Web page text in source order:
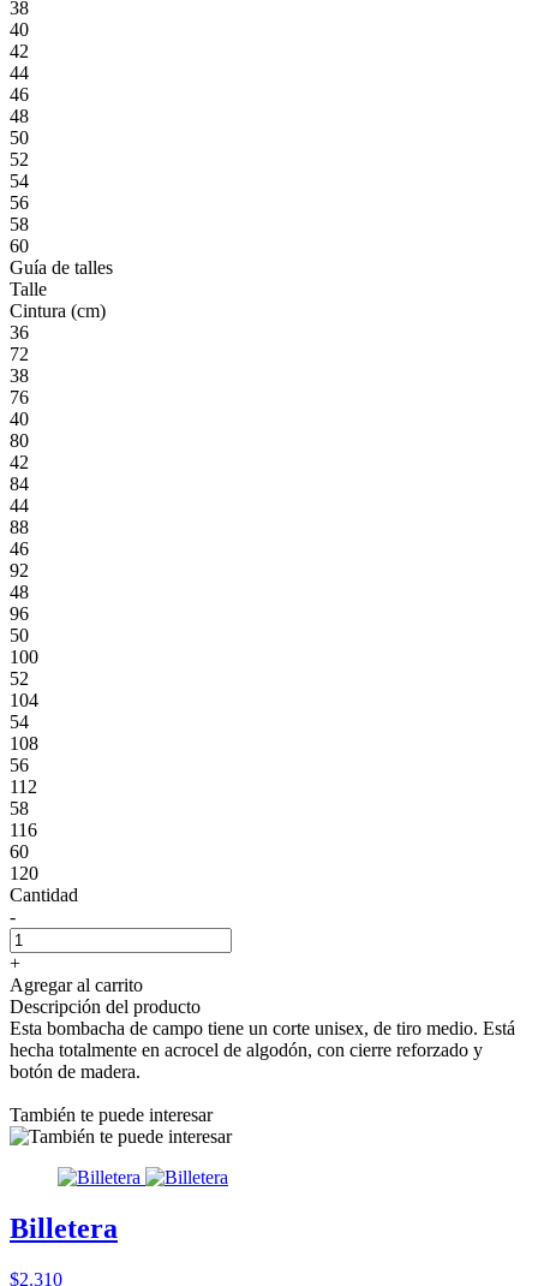
38
40
42
44
46
48
50
52
54
56
58
60
Guía de talles
Talle
Cintura (cm)
36
72
38
76
40
80
42
84
44
88
46
92
48
96
50
100
52
104
54
108
56
112
58
116
60
120
Cantidad
-
+
Agregar al carrito
Descripción del producto
Esta bombacha de campo tiene un corte unisex, de tiro medio. Está
hecha totalmente en acrocel de algodón, con cierre reforzado y
botón de madera.
También te puede interesar
Billetera
$2.310